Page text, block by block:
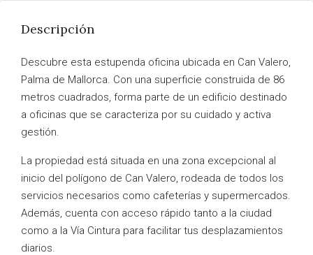
Descripción
Descubre esta estupenda oficina ubicada en Can Valero,
Palma de Mallorca. Con una superficie construida de 86
metros cuadrados, forma parte de un edificio destinado
a oficinas que se caracteriza por su cuidado y activa
gestión.
La propiedad está situada en una zona excepcional al
inicio del polígono de Can Valero, rodeada de todos los
servicios necesarios como cafeterías y supermercados.
Además, cuenta con acceso rápido tanto a la ciudad
como a la Vía Cintura para facilitar tus desplazamientos
diarios.